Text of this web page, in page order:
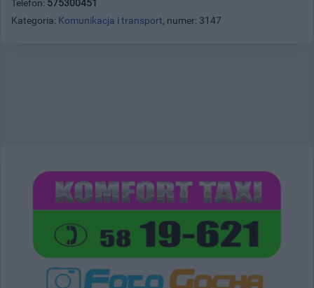
Telefon: 575300451
Kategoria: Komunikacja i transport, numer: 3147